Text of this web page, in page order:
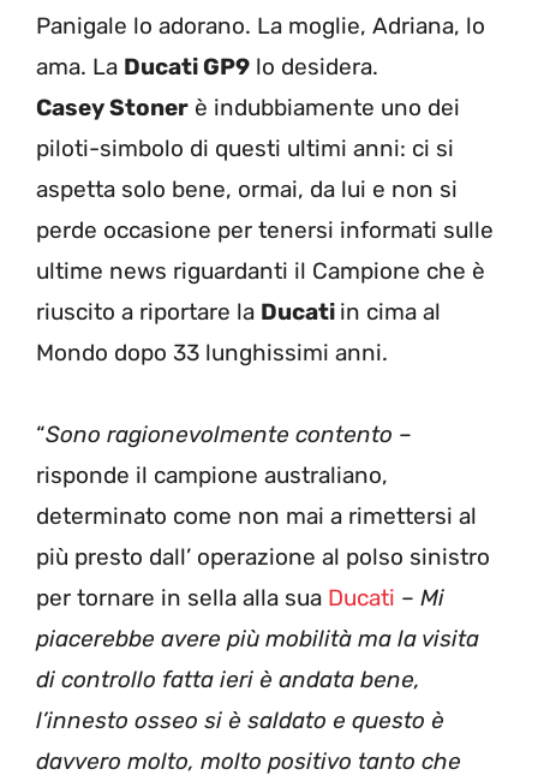
Panigale lo adorano. La moglie, Adriana, lo
ama. La Ducati GP9 lo desidera.
Casey Stoner è indubbiamente uno dei
piloti-simbolo di questi ultimi anni: ci si
aspetta solo bene, ormai, da lui e non si
perde occasione per tenersi informati sulle
ultime news riguardanti il Campione che è
riuscito a riportare la Ducati in cima al
Mondo dopo 33 lunghissimi anni.
“Sono ragionevolmente contento –
risponde il campione australiano,
determinato come non mai a rimettersi al
più presto dall’ operazione al polso sinistro
per tornare in sella alla sua Ducati – Mi
piacerebbe avere più mobilità ma la visita
di controllo fatta ieri è andata bene,
l’innesto osseo si è saldato e questo è
davvero molto, molto positivo tanto che